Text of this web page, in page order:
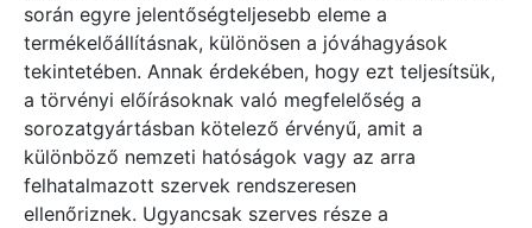
során egyre jelentőségteljesebb eleme a
termékelőállításnak, különösen a jóváhagyások
tekintetében. Annak érdekében, hogy ezt teljesítsük,
a törvényi előírásoknak való megfelelőség a
sorozatgyártásban kötelező érvényű, amit a
különböző nemzeti hatóságok vagy az arra
felhatalmazott szervek rendszeresen
ellenőriznek. Ugyancsak szerves része a